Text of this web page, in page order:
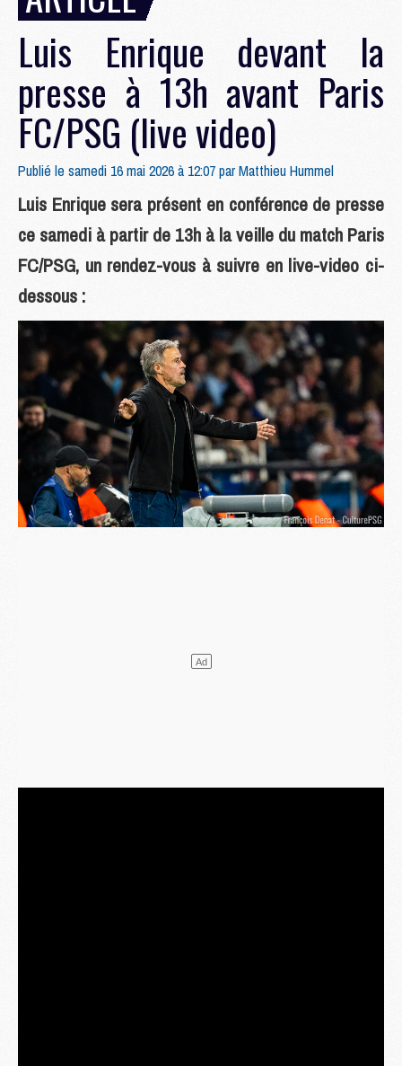
Luis Enrique devant la
presse à 13h avant Paris
FC/PSG (live video)
Publié le samedi 16 mai 2026 à 12:07 parMatthieu Hummel
Luis Enrique sera présent en conférence de presse
ce samedi à partir de 13h à la veille du match Paris
FC/PSG, un rendez-vous à suivre en live-video ci-
dessous :